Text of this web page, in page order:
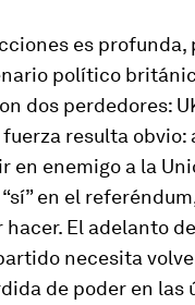
es profunda,
político
dos perdedores:
fuerza resulta
en enemigo a la
en el
El adelanto
necesita
de poder en las